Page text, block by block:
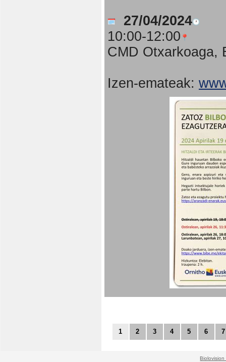
27/04/2024
10:00-12:00
CMD Otxarkoaga,
Izen-emateak:
1 2 3 4 5 6 7
Biolovision